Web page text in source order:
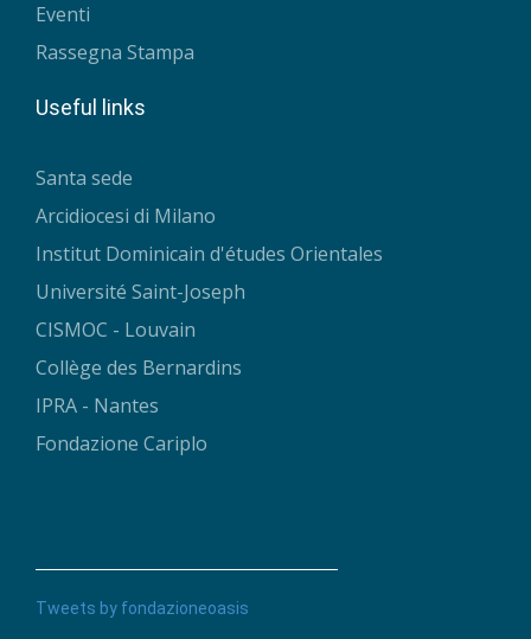
Eventi
Rassegna Stampa
Useful links
Santa sede
Arcidiocesi di Milano
Institut Dominicain d'études Orientales
Université Saint-Joseph
CISMOC - Louvain
Collège des Bernardins
IPRA - Nantes
Fondazione Cariplo
Tweets by fondazioneoasis